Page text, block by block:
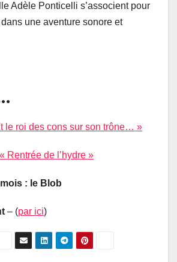
Adèle Ponticelli s’associent pour
une aventure sonore et
le roi des cons sur son trône… »
« Rentrée de l’hydre »
mois : le Blob
– (par ici)